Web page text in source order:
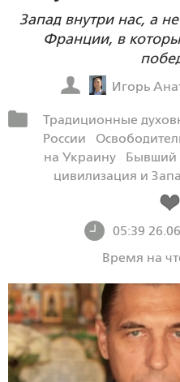
Запад внутри нас, а
Франции, в
Игорь
Традиционные
России
на Украину
Бывший
цивилизация и
05:39
Время на